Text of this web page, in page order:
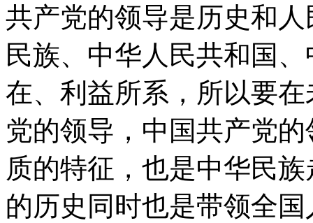
共产党的领导是历史和
民族、中华人民共和国
在、利益所系，所以要
党的领导，中国共产党
质的特征，也是中华民
的历史同时也是带领全